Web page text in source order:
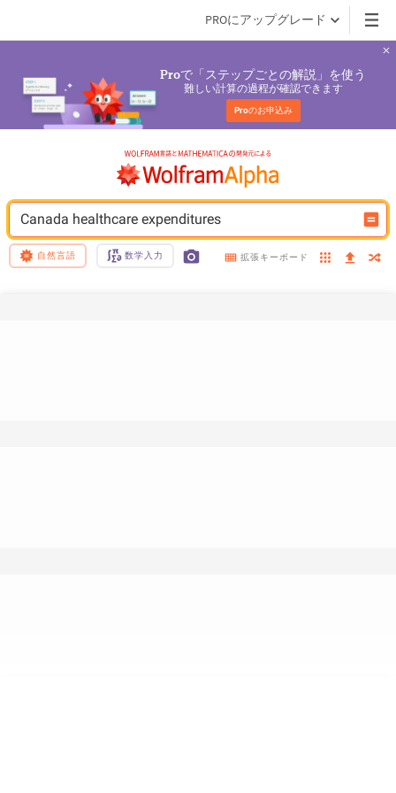
PROにアップグレード
Proで「ステップごとの解説」を使う
難しい計算の過程が確認できます
Proのお申込み
Canada healthcare expenditures
自然言語 数学入力 拡張キーボード